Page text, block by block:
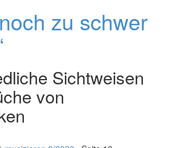
zu schwer
Sichtweisen
von